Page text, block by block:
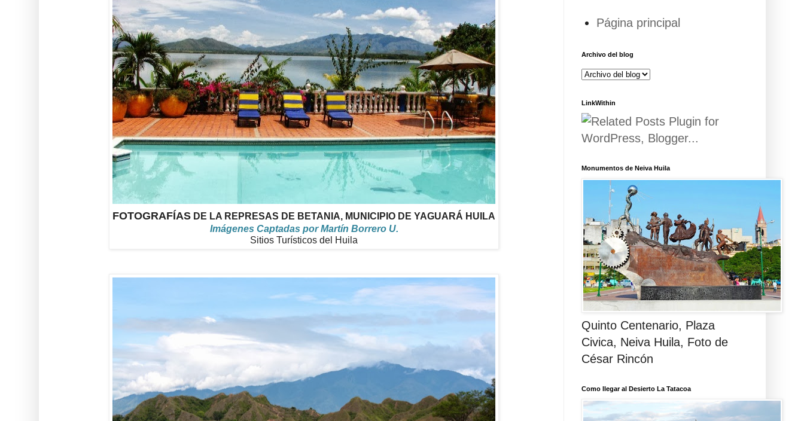
FOTOGRAFÍAS DE LA REPRESAS DE BETANIA, MUNICIPIO DE YAGUARÁ HUILA
Imágenes Captadas por Martín Borrero U.
Sitios Turísticos del Huila
Página principal
Archivo del blog
LinkWithin
Monumentos de Neiva Huila
Quinto Centenario, Plaza
Civica, Neiva Huila, Foto de
César Rincón
Como llegar al Desierto La Tatacoa